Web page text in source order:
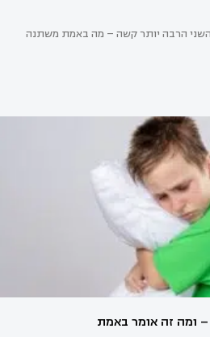
המדריך המלא למקצוע הדרכת
השני הרבה יותר קשה – מה באמת משתנה